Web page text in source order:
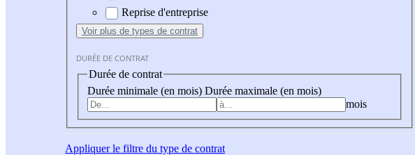
Reprise d'entreprise
Voir plus de types de contrat
DURÉE DE CONTRAT
Durée de contrat
Durée minimale (en mois) Durée maximale (en mois)
mois
Appliquerle filtre du type de contrat